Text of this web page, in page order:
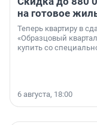
на готовое
Теперь квартиру в
«Образцовый
купить со
6 августа, 18:00